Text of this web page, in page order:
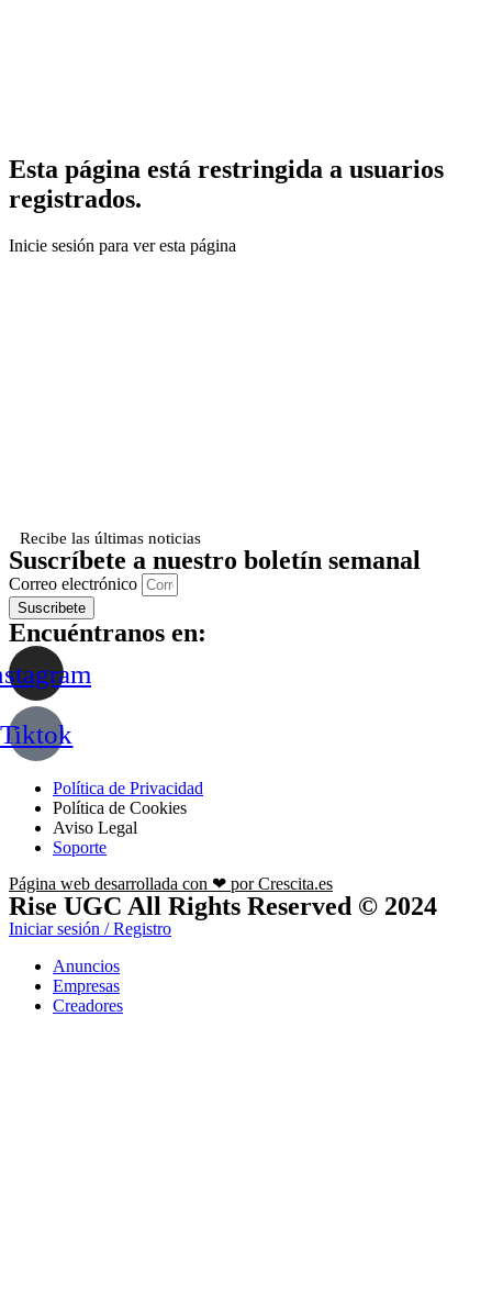
Esta página está restringida a usuarios
registrados.
Inicie sesión para ver esta página
Recibe las últimas noticias
Suscríbete a nuestro boletín semanal
Correo electrónico
Suscribete
Encuéntranos en:
Tiktok
Política de Privacidad
Política de Cookies
Aviso Legal
Soporte
Página web desarrollada con ❤ por Crescita.es
Rise UGC All Rights Reserved © 2024
Iniciar sesión / Registro
Anuncios
Empresas
Creadores